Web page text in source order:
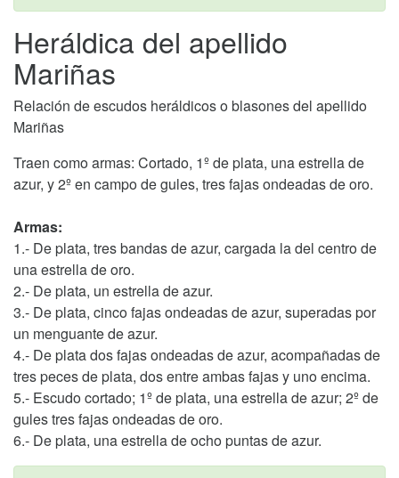
Heráldica del apellido
Mariñas
Relación de escudos heráldicos o blasones del apellido
Mariñas
Traen como armas: Cortado, 1º de plata, una estrella de
azur, y 2º en campo de gules, tres fajas ondeadas de oro.
Armas:
1.- De plata, tres bandas de azur, cargada la del centro de
una estrella de oro.
2.- De plata, un estrella de azur.
3.- De plata, cinco fajas ondeadas de azur, superadas por
un menguante de azur.
4.- De plata dos fajas ondeadas de azur, acompañadas de
tres peces de plata, dos entre ambas fajas y uno encima.
5.- Escudo cortado; 1º de plata, una estrella de azur; 2º de
gules tres fajas ondeadas de oro.
6.- De plata, una estrella de ocho puntas de azur.